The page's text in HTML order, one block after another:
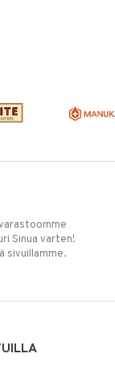
Sinua varten!
sivuillamme.